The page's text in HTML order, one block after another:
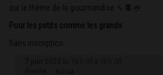
sur le thème de la gourmandise
Pour les petits comme les grands
Sans inscription